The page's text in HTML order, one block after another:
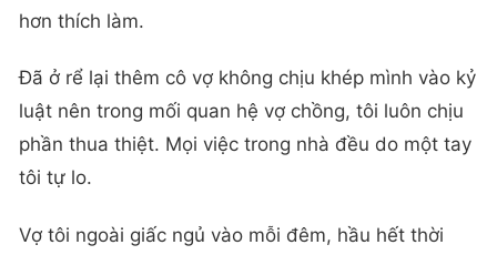
hơn thích làm.
Đã ở rể lại thêm cô vợ không chịu khép mình vào kỷ
luật nên trong mối quan hệ vợ chồng, tôi luôn chịu
phần thua thiệt. Mọi việc trong nhà đều do một tay
tôi tự lo.
Vợ tôi ngoài giấc ngủ vào mỗi đêm, hầu hết thời